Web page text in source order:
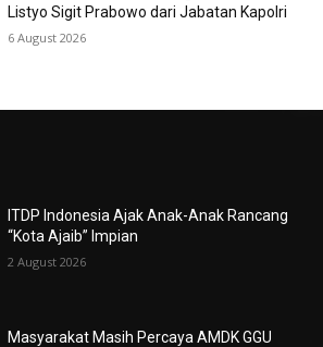
Listyo Sigit Prabowo dari Jabatan Kapolri
6 August 2026
ITDP Indonesia Ajak Anak-Anak Rancang
“Kota Ajaib” Impian
2 August 2026
Masyarakat Masih Percaya AMDK GGU